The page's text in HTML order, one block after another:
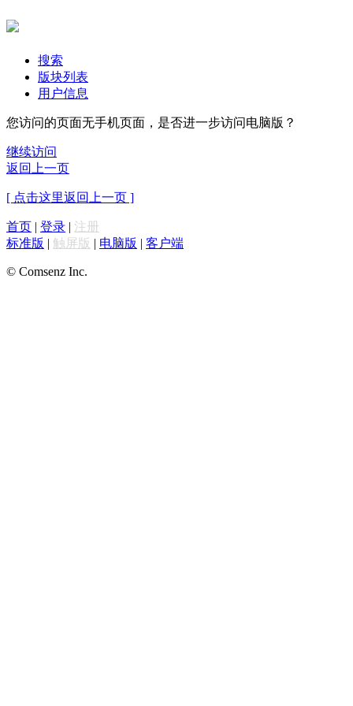
搜索
版块列表
用户信息
您访问的页面无手机页面，是否进一步访问电脑版？
继续访问
返回上一页
[ 点击这里返回上一页 ]
首页 | 登录 | 注册
标准版 | 触屏版 | 电脑版 | 客户端
© Comsenz Inc.